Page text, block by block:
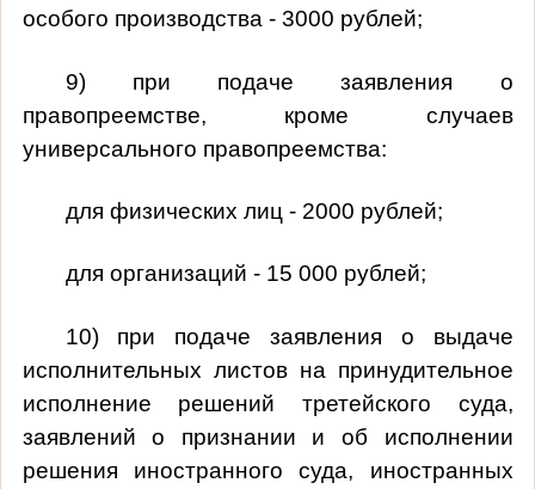
особого производства - 3000 рублей;
9) при подаче заявления о
правопреемстве, кроме случаев
универсального правопреемства:
для физических лиц - 2000 рублей;
для организаций - 15 000 рублей;
10) при подаче заявления о выдаче
исполнительных листов на принудительное
исполнение решений третейского суда,
заявлений о признании и об исполнении
решения иностранного суда, иностранных